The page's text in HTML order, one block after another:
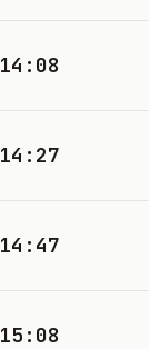
14:08
14:27
14:47
15:08